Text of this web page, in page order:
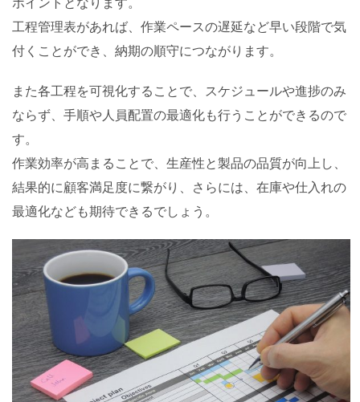
工程管理表があれば、作業ペースの遅延など早い段階で気
付くことができ、納期の順守につながります。
また各工程を可視化することで、スケジュールや進捗のみ
ならず、手順や人員配置の最適化も行うことができるので
す。
作業効率が高まることで、生産性と製品の品質が向上し、
結果的に顧客満足度に繋がり、さらには、在庫や仕入れの
最適化なども期待できるでしょう。